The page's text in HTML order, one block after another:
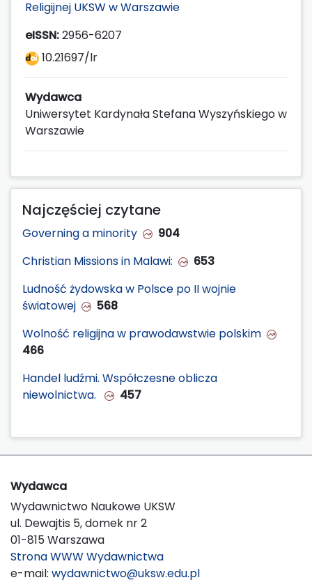
Religijnej UKSW w Warszawie
eISSN:2956-6207
10.21697/lr
Wydawca
Uniwersytet Kardynała Stefana Wyszyńskiego w
Warszawie
Najczęściej czytane
Governing a minority
904
Christian Missions in Malawi:
653
Ludność żydowska w Polsce po II wojnie
światowej
568
Wolność religijna w prawodawstwie polskim
466
Handel ludźmi. Współczesne oblicza
niewolnictwa.
457
Wydawca
Wydawnictwo Naukowe UKSW
ul. Dewajtis 5, domek nr 2
01-815 Warszawa
Strona WWW Wydawnictwa
e-mail: wydawnictwo@uksw.edu.pl